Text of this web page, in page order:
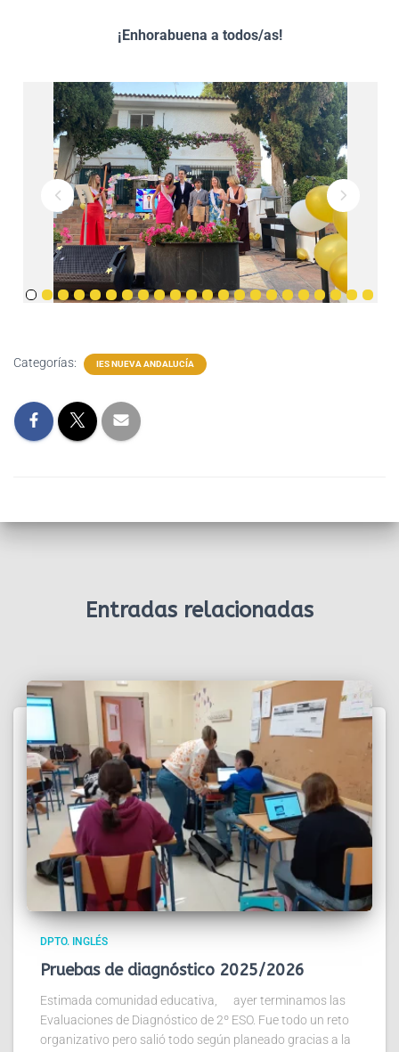
¡Enhorabuena a todos/as!
Categorías: IES NUEVA ANDALUCÍA
Entradas relacionadas
DPTO. INGLÉS
Pruebas de diagnóstico 2025/2026
Estimada comunidad educativa, ayer terminamos las
Evaluaciones de Diagnóstico de 2º ESO. Fue todo un reto
organizativo pero salió todo según planeado gracias a la